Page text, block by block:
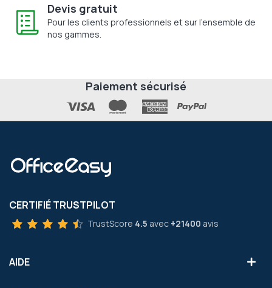
Devis gratuit
Pour les clients professionnels et sur l'ensemble de
nos gammes.
Paiement sécurisé
CERTIFIÉ TRUSTPILOT
TrustScore 4.5 avec +21400 avis
AIDE